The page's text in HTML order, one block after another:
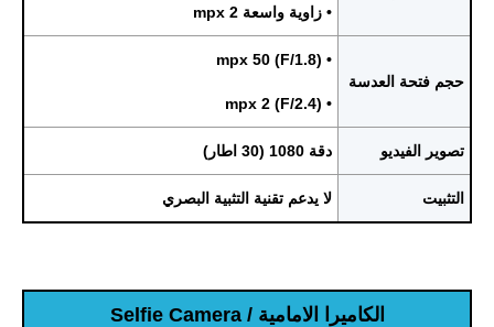
• زاوية واسعة 2 mpx
حجم فتحة العدسة
• mpx 50 (F/1.8)
• mpx 2 (F/2.4)
تصوير الفيديو دقة 1080 (30 اطار)
التثبيت لا يدعم تقنية التثبية البصري
الكاميرا الامامية / Selfie Camera